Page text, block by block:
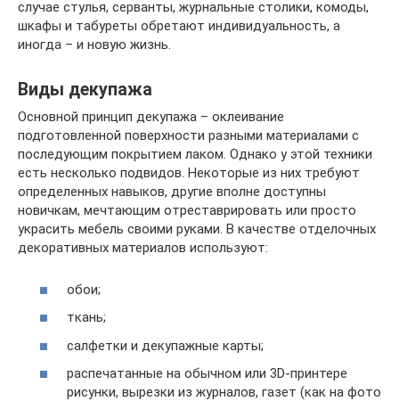
случае стулья, серванты, журнальные столики, комоды,
шкафы и табуреты обретают индивидуальность, а
иногда – и новую жизнь.
Виды декупажа
Основной принцип декупажа – оклеивание
подготовленной поверхности разными материалами с
последующим покрытием лаком. Однако у этой техники
есть несколько подвидов. Некоторые из них требуют
определенных навыков, другие вполне доступны
новичкам, мечтающим отреставрировать или просто
украсить мебель своими руками. В качестве отделочных
декоративных материалов используют:
обои;
ткань;
салфетки и декупажные карты;
распечатанные на обычном или 3D-принтере
рисунки, вырезки из журналов, газет (как на фото